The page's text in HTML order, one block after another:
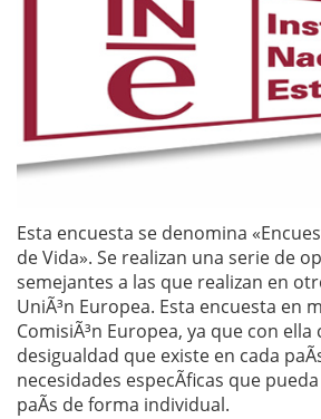
Esta encuesta se denomina
de Vida». Se realizan una serie de
semejantes a las que realizan en
UniÃ³n Europea. Esta encuesta en
ComisiÃ³n Europea, ya que con
desigualdad que existe en cada
necesidades especÃ­ficas que
paÃ­s de forma individual.